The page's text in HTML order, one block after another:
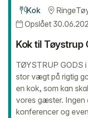
Kok Ringe
Opslået
Kok til Tøystrup
TØYSTRUP GODS
stor vægt på rigtig
en kok, som kan
vores gæster. Ingen
konferencer og